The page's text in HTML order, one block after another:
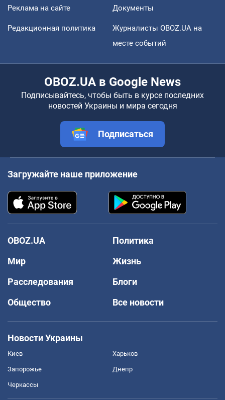
Реклама на сайте Документы
Редакционная политика
Журналисты OBOZ.UA на
месте событий
OBOZ.UA в Google News
Подписывайтесь, чтобы быть в курсе последних
новостей Украины и мира сегодня
Подписаться
Загружайте наше приложение
OBOZ.UA
Политика
Мир
Жизнь
Расследования
Блоги
Общество
Все новости
Новости Украины
Киев Харьков
Запорожье Днепр
Черкассы